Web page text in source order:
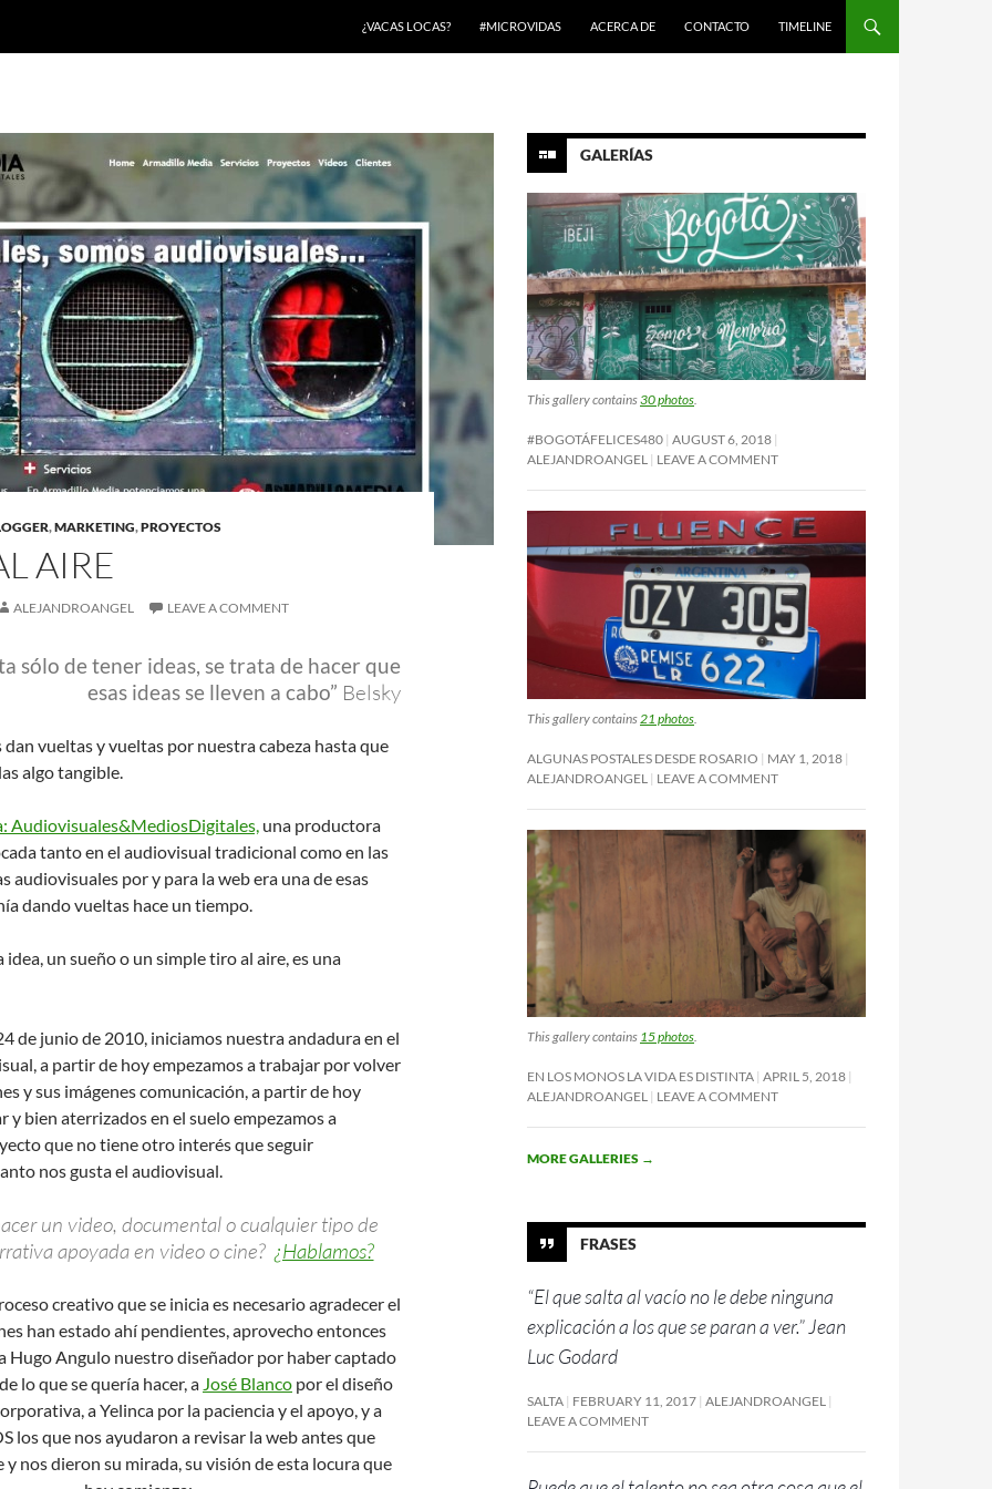
¿VACAS LOCAS? #MICROVIDAS ACERCA DE CONTACTO TIMELINE
,MARKETING,PROYECTOS
AIRE
ALEJANDROANGEL LEAVE A COMMENT
sólo de tener ideas, se trata de hacer que
esas ideas se lleven a cabo” Belsky
dan vueltas y vueltas por nuestra cabeza hasta que
algo tangible.
Audiovisuales&MediosDigitales, una productora
tanto en el audiovisual tradicional como en las
audiovisuales por y para la web era una de esas
dando vueltas hace un tiempo.
idea, un sueño o un simple tiro al aire, es una
de junio de 2010, iniciamos nuestra andadura en el
a partir de hoy empezamos a trabajar por volver
y sus imágenes comunicación, a partir de hoy
y bien aterrizados en el suelo empezamos a
que no tiene otro interés que seguir
nos gusta el audiovisual.
un video, documental o cualquier tipo de
apoyada en video o cine? ¿Hablamos?
creativo que se inicia es necesario agradecer el
han estado ahí pendientes, aprovecho entonces
Hugo Angulo nuestro diseñador por haber captado
lo que se quería hacer, a José Blanco por el diseño
a Yelinca por la paciencia y el apoyo, y a
los que nos ayudaron a revisar la web antes que
y nos dieron su mirada, su visión de esta locura que
GALERÍAS
This gallery contains30 photos.
#BOGOTÁFELICES480 AUGUST 6, 2018
ALEJANDROANGEL LEAVE A COMMENT
This gallery contains 21 photos
ALGUNAS POSTALES DESDE ROSARIO
MAY 1, 2018
ALEJANDROANGEL
LEAVE A COMMENT
This gallery contains 15 photos.
EN LOS MONOS LA VIDA ES DISTINTA APRIL 5, 2018
ALEJANDROANGEL LEAVE A COMMENT
MORE GALLERIES →
FRASES
“El que salta al vacío no le debe ninguna
explicación a los que se paran a ver.” Jean
Luc Godard
SALTA FEBRUARY 11, 2017 ALEJANDROANGEL
LEAVE A COMMENT